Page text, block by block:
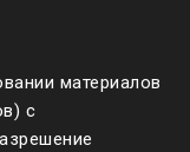
материалов
с